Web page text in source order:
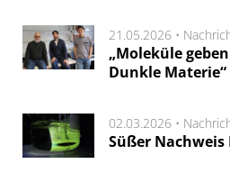
21.05.2026 •
„Moleküle
Dunkle Materie“
02.03.2026 •
Süßer